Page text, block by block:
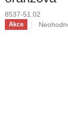
8537-51.02
Akce